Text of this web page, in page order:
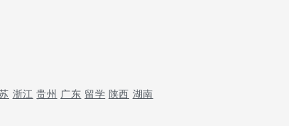
浙江 贵州 广东 留学 陕西 湖南